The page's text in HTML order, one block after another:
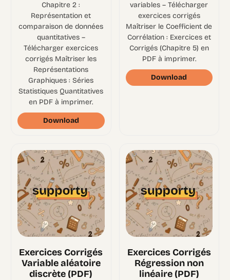
Chapitre 2 :
Représentation et
comparaison de données
quantitatives –
Télécharger exercices
corrigés Maîtriser les
Représentations
Graphiques : Séries
Statistiques Quantitatives
en PDF à imprimer.
Download
variables – Télécharger
exercices corrigés
Maîtriser le Coefficient de
Corrélation : Exercices et
Corrigés (Chapitre 5) en
PDF à imprimer.
Download
Exercices Corrigés
Variable aléatoire
discrète (PDF)
Exercices Corrigés
Régression non
linéaire (PDF)